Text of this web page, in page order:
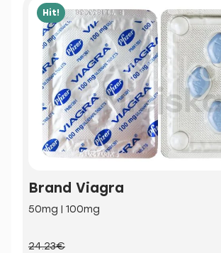
Hit!
Brand Viagra
50mg | 100mg
24.23€